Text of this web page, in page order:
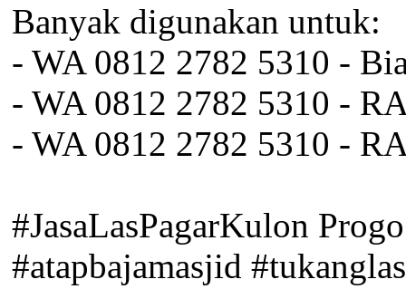
Banyak digunakan untuk:
- WA 0812 2782 5310 -
- WA 0812 2782 5310 -
- WA 0812 2782 5310 -
#JasaLasPagarKulon
#atapbajamasjid